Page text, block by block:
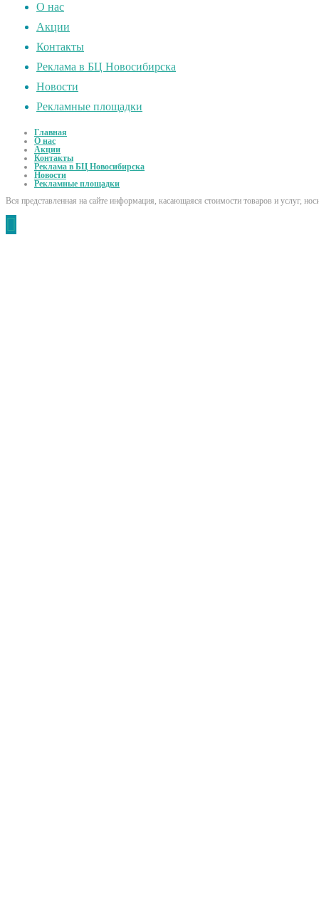
О нас
Акции
Контакты
Реклама в БЦ Новосибирска
Новости
Рекламные площадки
Главная
О нас
Акции
Контакты
Реклама в БЦ Новосибирска
Новости
Рекламные площадки
Вся представленная на сайте информация, касающаяся стоимости товаров и услуг,